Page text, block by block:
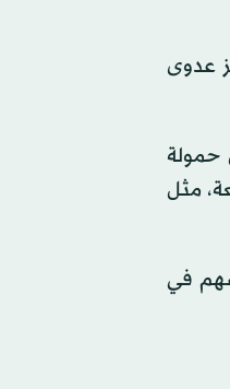
عدوى
حمولة
مثل
في